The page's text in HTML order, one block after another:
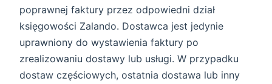
poprawnej faktury przez odpowiedni dział
księgowości Zalando. Dostawca jest jedynie
uprawniony do wystawienia faktury po
zrealizowaniu dostawy lub usługi. W przypadku
dostaw częściowych, ostatnia dostawa lub inny